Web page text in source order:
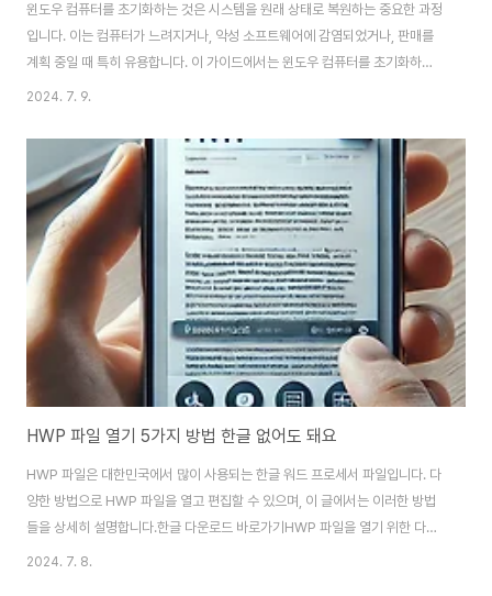
윈도우 컴퓨터를 초기화하는 것은 시스템을 원래 상태로 복원하는 중요한 과정
입니다. 이는 컴퓨터가 느려지거나, 악성 소프트웨어에 감염되었거나, 판매를
계획 중일 때 특히 유용합니다. 이 가이드에서는 윈도우 컴퓨터를 초기화하는
단계를 안내하여 새 출발을 할 수 있도록 도와드리겠습니다.윈도우 10, 11 정
하는 이유는 다양합니다:성능 문제: 시간이 지나면서 파일과 소프트웨어가 축
적되어 컴퓨터가 느려질 수 있습니다. 초기화는 이러한 문제를 해결하고 성능
을 복원하는 데 도움이 됩니다.악성 소프트웨어 및 바이러스: 시스템이 악성 소
프트웨어나 바이러스에 감염되었을 때, 초기화는 이러한 위협을 제거할 수 있
습니다.판매 또는 기증: 컴퓨터를 다른 ..
2024. 7. 9.
HWP 파일 열기 5가지 방법 한글 없어도 돼요
HWP 파일은 대한민국에서 많이 사용되는 한글 워드 프로세서 파일입니다. 다
양한 방법으로 HWP 파일을 열고 편집할 수 있으며, 이 글에서는 이러한 방법
들을 상세히 설명합니다.한글 다운로드 바로가기HWP 파일을 열기 위한 다양
한 방법HWP 파일을 여는 방법은 여러 가지가 있습니다. 이 글에서는 HWP 파
2024. 7. 8.